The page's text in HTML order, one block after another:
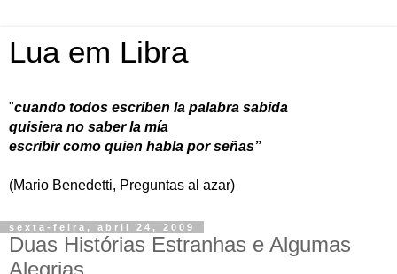
Lua em Libra
"cuando todos escriben la palabra sabida
quisiera no saber la mía
escribir como quien habla por señas”
(Mario Benedetti, Preguntas al azar)
sexta-feira, abril 24, 2009
Duas Histórias Estranhas e Algumas
Alegrias